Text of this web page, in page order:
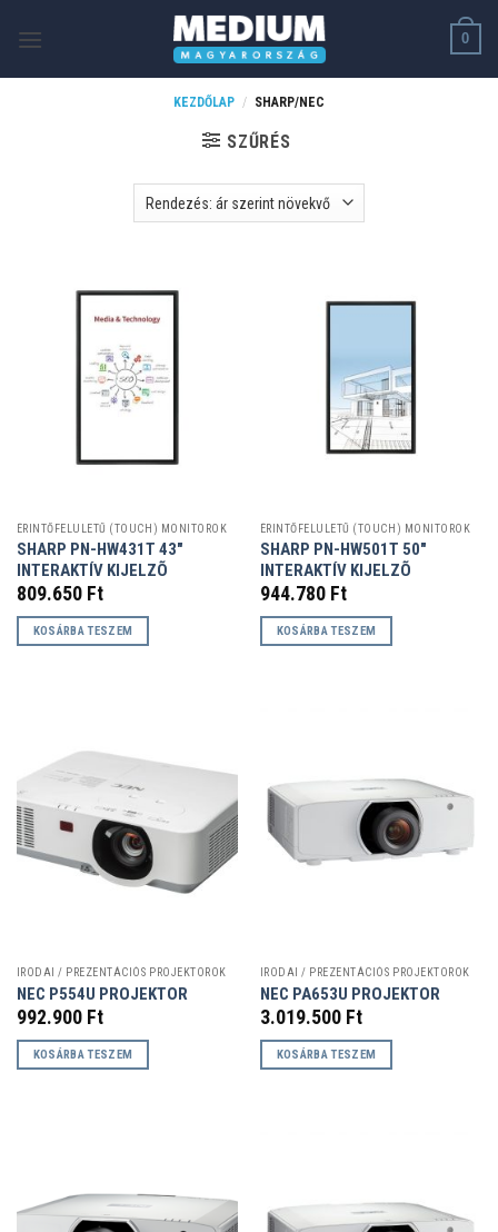
0
KEZDŐLAP / SHARP/NEC
SZŰRÉS
ÉRINTŐFELÜLETŰ (TOUCH) MONITOROK
SHARP PN-HW431T 43″
INTERAKTÍV KIJELZÕ
809.650 Ft
KOSÁRBA TESZEM
ÉRINTŐFELÜLETŰ (TOUCH) MONITOROK
SHARP PN-HW501T 50″
INTERAKTÍV KIJELZÕ
944.780 Ft
KOSÁRBA TESZEM
IRODAI / PREZENTÁCIÓS PROJEKTOROK
NEC P554U PROJEKTOR
992.900 Ft
KOSÁRBA TESZEM
IRODAI / PREZENTÁCIÓS PROJEKTOROK
NEC PA653U PROJEKTOR
3.019.500 Ft
KOSÁRBA TESZEM